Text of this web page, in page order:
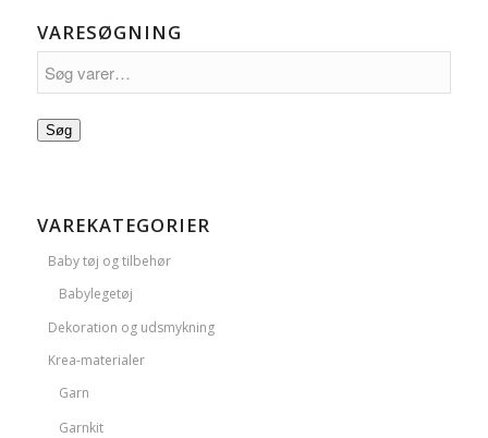
VARESØGNING
Søg
VAREKATEGORIER
Baby tøj og tilbehør
Babylegetøj
Dekoration og udsmykning
Krea-materialer
Garn
Garnkit